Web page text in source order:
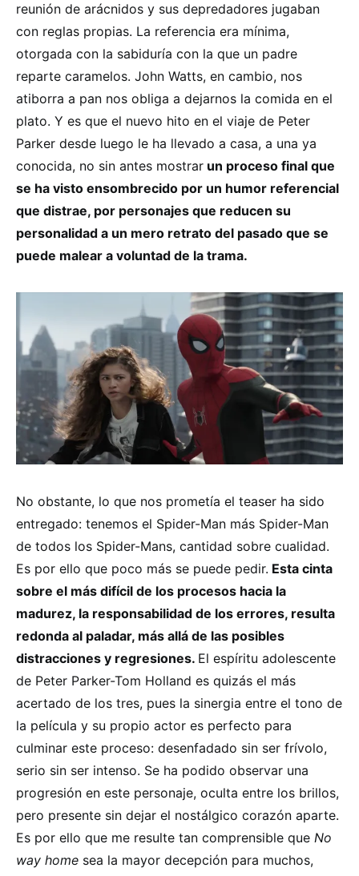
reunión de arácnidos y sus depredadores jugaban
con reglas propias. La referencia era mínima,
otorgada con la sabiduría con la que un padre
reparte caramelos. John Watts, en cambio, nos
atiborra a pan nos obliga a dejarnos la comida en el
plato. Y es que el nuevo hito en el viaje de Peter
Parker desde luego le ha llevado a casa, a una ya
conocida, no sin antes mostrar un proceso final que
se ha visto ensombrecido por un humor referencial
que distrae, por personajes que reducen su
personalidad a un mero retrato del pasado que se
puede malear a voluntad de la trama.
No obstante, lo que nos prometía el teaser ha sido
entregado: tenemos el Spider-Man más Spider-Man
de todos los Spider-Mans, cantidad sobre cualidad.
Es por ello que poco más se puede pedir. Esta cinta
sobre el más difícil de los procesos hacia la
madurez, la responsabilidad de los errores, resulta
redonda al paladar, más allá de las posibles
distracciones y regresiones. El espíritu adolescente
de Peter Parker-Tom Holland es quizás el más
acertado de los tres, pues la sinergia entre el tono de
la película y su propio actor es perfecto para
culminar este proceso: desenfadado sin ser frívolo,
serio sin ser intenso. Se ha podido observar una
progresión en este personaje, oculta entre los brillos,
pero presente sin dejar el nostálgico corazón aparte.
Es por ello que me resulte tan comprensible que No
way home sea la mayor decepción para muchos,